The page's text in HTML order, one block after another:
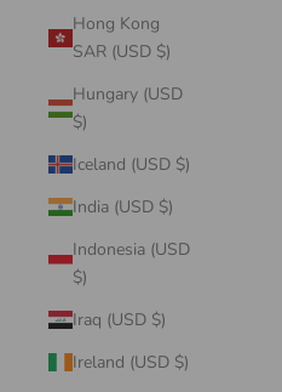
Hong Kong
SAR (USD $)
Hungary (USD
$)
Iceland (USD $)
India (USD $)
Indonesia (USD
$)
Iraq (USD $)
Ireland (USD $)